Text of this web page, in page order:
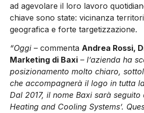
ad agevolare il loro lavoro
chiave sono state: vicinanza
geografica e forte targetizzazione.
“Oggi – commenta Andrea Rossi,
Marketing di Baxi – l’azienda ha
posizionamento molto chiaro,
che accompagnerà il logo in tutta
Dal 2017, il nome Baxi sarà seguito
Heating and Cooling Systems’.